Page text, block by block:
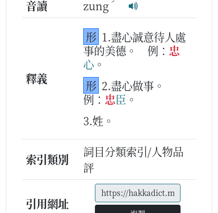
音讀 zung ˊ
釋義
形 1.盡心誠意待人處
事的美德。
例： 忠
心 。
形 2.盡心做事。
例： 忠臣 。
3.姓。
索引類別
詞目分類索引/人物品
評
引用網址